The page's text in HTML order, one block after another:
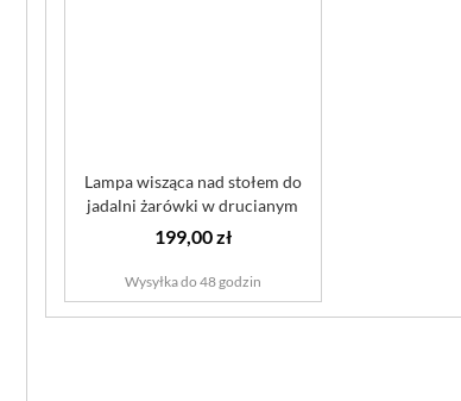
Lampa wisząca nad stołem do
jadalni żarówki w drucianym
k...
199,00 zł
Wysyłka do 48 godzin